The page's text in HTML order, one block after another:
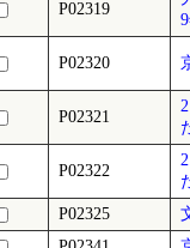
P02319
P02320
P02321
P02322
P02325